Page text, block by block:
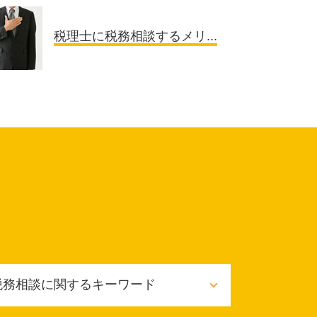
税理士に税務相談するメリ...
務相談に関するキーワード